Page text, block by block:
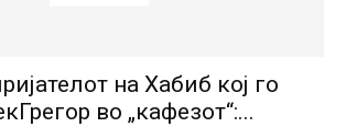
на Хабиб кој го
во „кафезот“:...